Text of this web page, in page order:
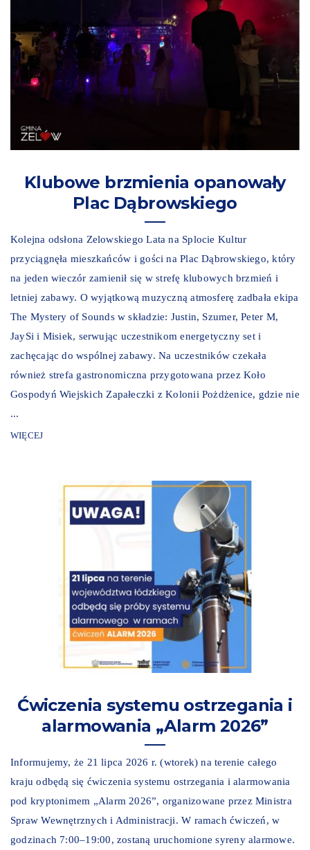
Klubowe brzmienia opanowały
Plac Dąbrowskiego
Kolejna odsłona Zelowskiego Lata na Splocie Kultur
przyciągnęła mieszkańców i gości na Plac Dąbrowskiego, który
na jeden wieczór zamienił się w strefę klubowych brzmień i
letniej zabawy. O wyjątkową muzyczną atmosferę zadbała ekipa
The Mystery of Sounds w składzie: Justin, Szumer, Peter M,
JaySi i Misiek, serwując uczestnikom energetyczny set i
zachęcając do wspólnej zabawy. Na uczestników czekała
również strefa gastronomiczna przygotowana przez Koło
Gospodyń Wiejskich Zapałeczki z Kolonii Pożdżenice, gdzie nie
...
WIĘCEJ
Ćwiczenia systemu ostrzegania i
alarmowania „Alarm 2026”
Informujemy, że 21 lipca 2026 r. (wtorek) na terenie całego
kraju odbędą się ćwiczenia systemu ostrzegania i alarmowania
pod kryptonimem „Alarm 2026”, organizowane przez Ministra
Spraw Wewnętrznych i Administracji. W ramach ćwiczeń, w
godzinach 7:00–19:00, zostaną uruchomione syreny alarmowe.